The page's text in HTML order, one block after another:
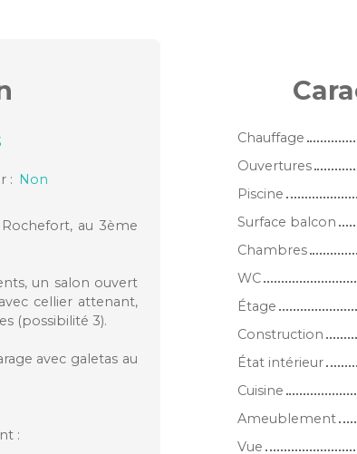
: Non
au 3ème
un salon ouvert
cellier attenant,
(possibilité 3).
avec galetas au
:
Chauffage
Ouvertures
Piscine
Surface balcon
Chambres
WC
Étage
Construction
État intérieur
Cuisine
Ameublement
Vue